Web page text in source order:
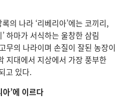
의 나라 ‘리베리아’에는 코끼리,
하마가 서식하는 울창한 삼림
무의 나라이며 손질이 잘된 농장이
지대에서 지상에서 가장 풍부한
고 있다.
’에 이르다